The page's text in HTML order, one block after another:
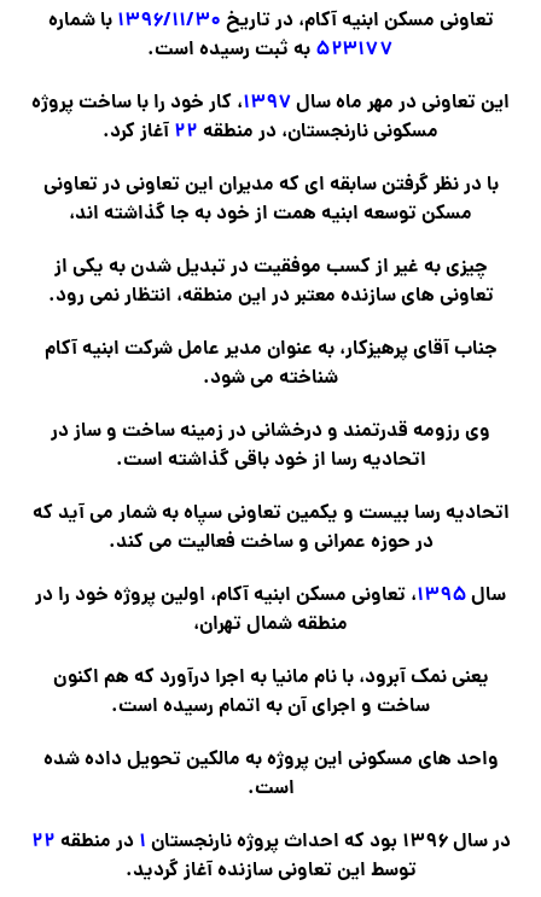
تعاونی مسکن ابنیه آکام، در تاریخ ۱۳۹۶/۱۱/۳۰ با شماره
۵۲۳۱۷۷ به ثبت رسیده است.
این تعاونی در مهر ماه سال۱۳۹۷، کار خود را با ساخت پروژه
مسکونی نارنجستان، در منطقه ۲۲ آغاز کرد.
با در نظر گرفتن سابقه ای که مدیران این تعاونی در تعاونی
مسکن توسعه ابنیه همت از خود به جا گذاشته اند،
چیزی به غیر از کسب موفقیت در تبدیل شدن به یکی از
تعاونی های سازنده معتبر در این منطقه، انتظار نمی رود.
جناب آقای پرهیزکار، به عنوان مدیر عامل شرکت ابنیه آکام
شناخته می شود.
وی رزومه قدرتمند و درخشانی در زمینه ساخت و ساز در
اتحادیه رسا از خود باقی گذاشته است.
اتحادیه رسا بیست و یکمین تعاونی سپاه به شمار می آید که
در حوزه عمرانی و ساخت فعالیت می کند.
سال۱۳۹۵، تعاونی مسکن ابنیه آکام، اولین پروژه خود را در
منطقه شمال تهران،
یعنی نمک آبرود، با نام مانیا به اجرا درآورد که هم اکنون
ساخت و اجرای آن به اتمام رسیده است.
واحد های مسکونی این پروژه به مالکین تحویل داده شده
است.
در سال ۱۳۹۶ بود که احداث پروژه نارنجستان
۱ در منطقه ۲۲
توسط این تعاونی سازنده آغاز گردید.